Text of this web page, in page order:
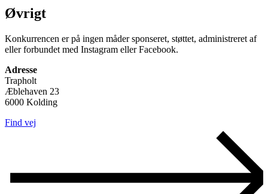
Øvrigt
Konkurrencen er på ingen måder sponseret, støttet, administreret af
eller forbundet med Instagram eller Facebook.
Adresse
Trapholt
Æblehaven 23
6000 Kolding
Find vej